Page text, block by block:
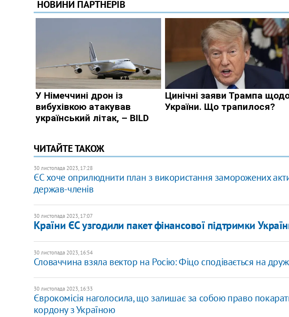
ЧИТАЙТЕ ТАКОЖ
30 листопада 2023, 17:28
​ЄС хоче оприлюднити план з використання заморожених
держав-членів
30 листопада 2023, 17:07
Країни ЄС узгодили пакет фінансової підтримки
30 листопада 2023, 16:54
Словаччина взяла вектор на Росію: Фіцо сподівається на
30 листопада 2023, 16:33
Єврокомісія наголосила, що залишає за собою право
кордону з Україною